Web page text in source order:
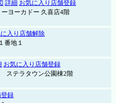
詳細 お気に入り店舗登録
ヨーカドー 久喜店4階
入り店舗解除
番地１
お気に入り店舗登録
ステラタウン公園棟2階
録